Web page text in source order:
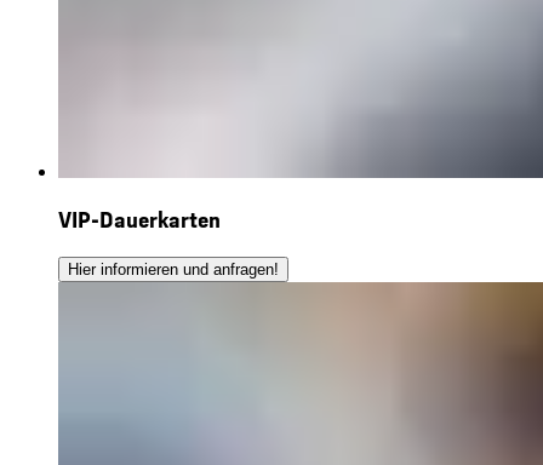
VIP-Dauerkarten
Hier informieren und anfragen!